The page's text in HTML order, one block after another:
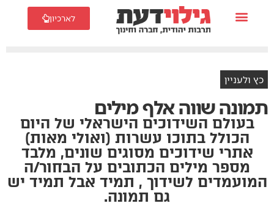
לארכיון
כץ ולעניין
תמונה שווה אלף מילים
בעולם השידוכים הישראלי של היום
הכולל בתוכו עשרות (ואולי מאות)
אתרי שידוכים מסוגים שונים, מלבד
מספר מילים הכתובים על הבחור/ה
המועמדים לשידוך , תמיד אבל תמיד יש
גם תמונה.